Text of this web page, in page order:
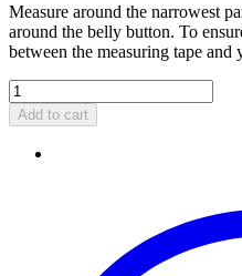
Measure around the narrowest
around the belly button. To
between the measuring tape and
Add to cart